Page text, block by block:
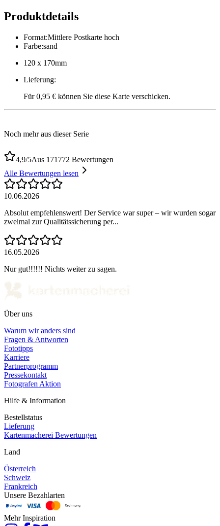
Produktdetails
Format:Mittlere Postkarte hoch
Farbe:sand
120 x 170mm
Lieferung:
Für 0,95 € können Sie diese Karte verschicken.
Noch mehr aus dieser Serie
4,9/5Aus 171772 Bewertungen
Alle Bewertungen lesen
10.06.2026
Absolut empfehlenswert! Der Service war super – wir wurden sogar
zweimal zur Qualitätssicherung per...
16.05.2026
Nur gut!!!!!! Nichts weiter zu sagen.
Über uns
Warum wir anders sind
Fragen & Antworten
Fototipps
Karriere
Partnerprogramm
Pressekontakt
Fotografen Aktion
Hilfe & Information
Bestellstatus
Lieferung
Kartenmacherei Bewertungen
Land
Österreich
Schweiz
Frankreich
Unsere Bezahlarten
Mehr Inspiration